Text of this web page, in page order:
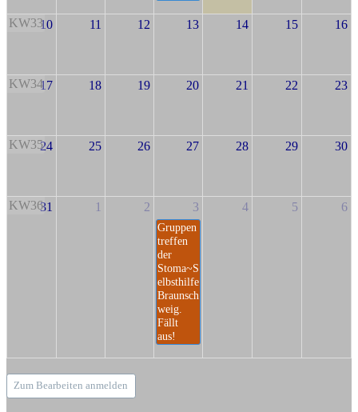
KW3310 11 12 13 14 15 16
KW3417 18 19 20 21 22 23
KW3524 25 26 27 28 29 30
KW3631 1 2 3
Gruppen
treffen
der
Stoma~S
elbsthilfe
Braunsch
weig.
Fällt
aus!
4 5 6
Zum Bearbeiten anmelden